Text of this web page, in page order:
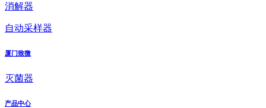
消解器
自动采样器
厦门致微
灭菌器
产品中心